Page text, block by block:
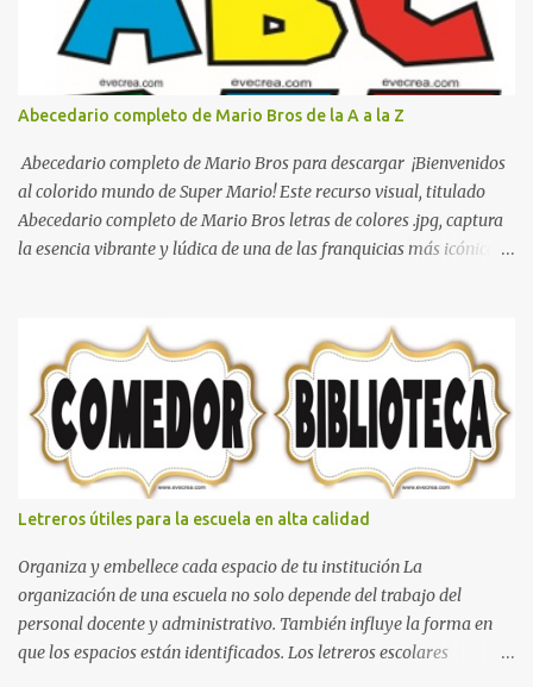
Abecedario completo de Mario Bros de la A a la Z
Abecedario completo de Mario Bros para descargar ¡Bienvenidos
al colorido mundo de Super Mario! Este recurso visual, titulado
Abecedario completo de Mario Bros letras de colores .jpg, captura
la esencia vibrante y lúdica de una de las franquicias más icónicas
tipografía clásica y robusta que los fans han reconocido por
décadas. En esta primera sección, el abecedario nos presenta:
Identidad Visual: Un diseño de bloques con bordes negros gruesos
que resaltan sobre cualquier fondo. Paleta de Colores: Una
secuencia dinámica que alterna entre el rojo de Mario, el verde de
Luigi, y los tonos azul y amarillo clásicos de los elementos del
juego. Contenido Actual: La imagen muestra la organización desde
la letra A hasta la M, estableciendo el estilo geométrico y divertido
que define a toda la colección. Primera parte del juego de letras
in...
Letreros útiles para la escuela en alta calidad
Organiza y embellece cada espacio de tu institución La
organización de una escuela no solo depende del trabajo del
personal docente y administrativo. También influye la forma en
que los espacios están identificados. Los letreros escolares